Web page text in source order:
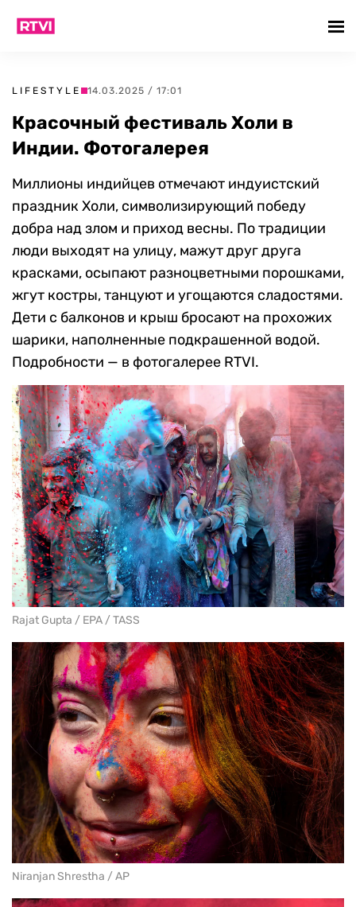
LIFESTYLE 14.03.2025 / 17:01
Красочный фестиваль Холи в
Индии. Фотогалерея
Миллионы индийцев отмечают индуистский
праздник Холи, символизирующий победу
добра над злом и приход весны. По традиции
люди выходят на улицу, мажут друг друга
красками, осыпают разноцветными порошками,
жгут костры, танцуют и угощаются сладостями.
Дети с балконов и крыш бросают на прохожих
шарики, наполненные подкрашенной водой.
Подробности — в фотогалерее RTVI.
Rajat Gupta / EPA / TASS
Niranjan Shrestha / AP